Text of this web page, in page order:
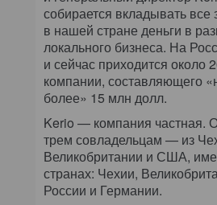
собирается вкладывать все
в нашей стране деньги в
локального бизнеса. На
и сейчас приходится около
компании, составляющего
более» 15 млн долл.
Kerio — компания частная.
трем совладельцам — из
Великобритании и США,
странах: Чехии,
России и Германии.